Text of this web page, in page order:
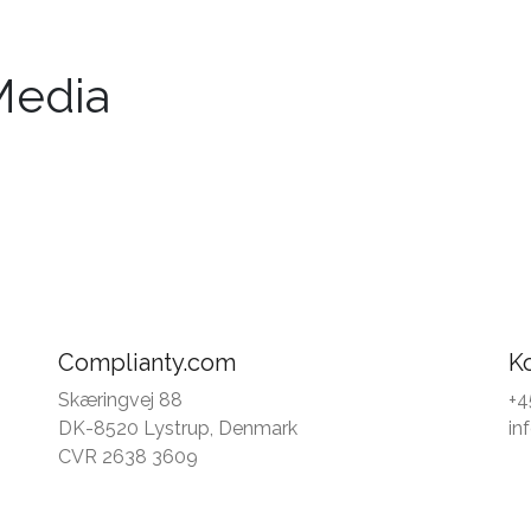
Complianty.com
Skæringvej 88
DK-8520 Lystrup, Denmark
CVR 2638 3609